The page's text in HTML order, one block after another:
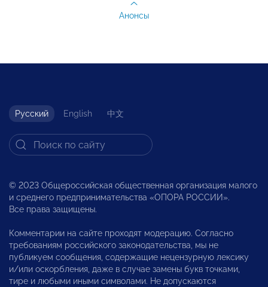
Анонсы
Русский English 中文
© 2023 Общероссийская общественная организация малого
и среднего предпринимательства «ОПОРА РОССИИ».
Все права защищены.
Комментарии на сайте проходят модерацию. Согласно
требованиям российского законодательства, мы не
публикуем сообщения, содержащие нецензурную лексику
и/или оскорбления, даже в случае замены букв точками,
тире и любыми иными символами. Не допускаются